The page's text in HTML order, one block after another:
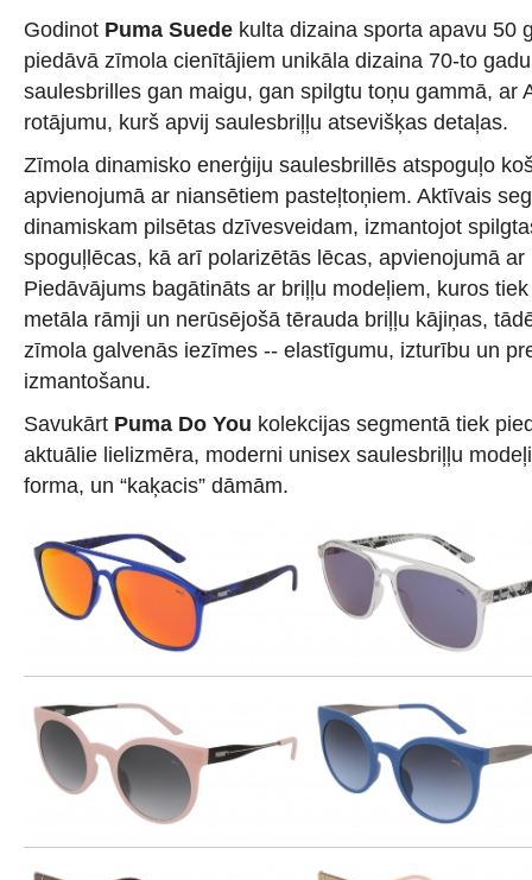
Godinot Puma Suede kulta dizaina sporta apavu 50
piedāvā zīmola cienītājiem unikāla dizaina 70-to
saulesbrilles gan maigu, gan spilgtu toņu gammā, ar
rotājumu, kurš apvij saulesbriļļu atsevišķas detaļas.
Zīmola dinamisko enerģiju saulesbrillēs atspoguļo
apvienojumā ar niansētiem pasteļtoņiem. Aktīvais
dinamiskam pilsētas dzīvesveidam, izmantojot
spoguļlēcas, kā arī polarizētās lēcas, apvienojumā
Piedāvājums bagātināts ar briļļu modeļiem, kuros
metāla rāmji un nerūsējošā tērauda briļļu kājiņas,
zīmola galvenās iezīmes -- elastīgumu, izturību un
izmantošanu.
Savukārt Puma Do You kolekcijas segmentā tiek
aktuālie lielizmēra, moderni unisex saulesbriļļu
forma, un “kaķacis” dāmām.